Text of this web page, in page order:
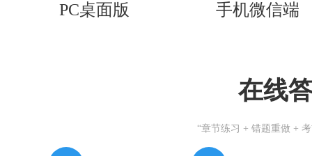
PC桌面版 手机微信端
在线
“章节练习 + 错题重做 +